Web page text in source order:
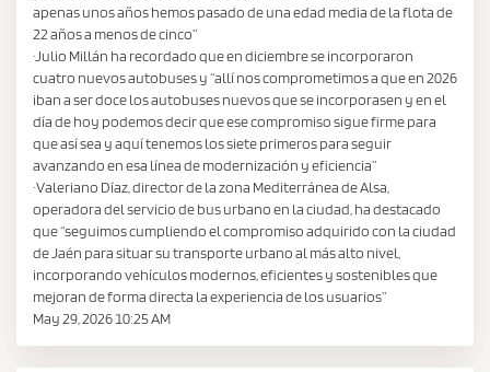
apenas unos años hemos pasado de una edad media de la flota de
22 años a menos de cinco”
·Julio Millán ha recordado que en diciembre se incorporaron
cuatro nuevos autobuses y “allí nos comprometimos a que en 2026
iban a ser doce los autobuses nuevos que se incorporasen y en el
día de hoy podemos decir que ese compromiso sigue firme para
que así sea y aquí tenemos los siete primeros para seguir
avanzando en esa línea de modernización y eficiencia”
·Valeriano Díaz, director de la zona Mediterránea de Alsa,
operadora del servicio de bus urbano en la ciudad, ha destacado
que “seguimos cumpliendo el compromiso adquirido con la ciudad
de Jaén para situar su transporte urbano al más alto nivel,
incorporando vehículos modernos, eficientes y sostenibles que
mejoran de forma directa la experiencia de los usuarios”
May 29, 2026 10:25 AM